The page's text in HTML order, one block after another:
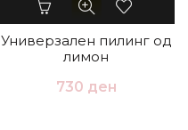
Универзален пилинг од
лимон
730 ден